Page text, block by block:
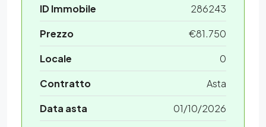
ID Immobile
286243
Prezzo
€81.750
Locale
0
Contratto
Asta
Data asta
01/10/2026